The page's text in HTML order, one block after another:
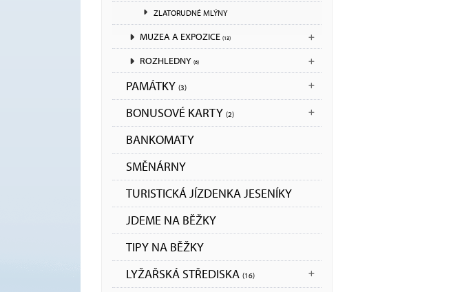
ZLATORUDNÉ MLÝNY
MUZEA A EXPOZICE (13)
ROZHLEDNY (6)
PAMÁTKY (3)
BONUSOVÉ KARTY (2)
BANKOMATY
SMĚNÁRNY
TURISTICKÁ JÍZDENKA JESENÍKY
JDEME NA BĚŽKY
TIPY NA BĚŽKY
LYŽAŘSKÁ STŘEDISKA (16)